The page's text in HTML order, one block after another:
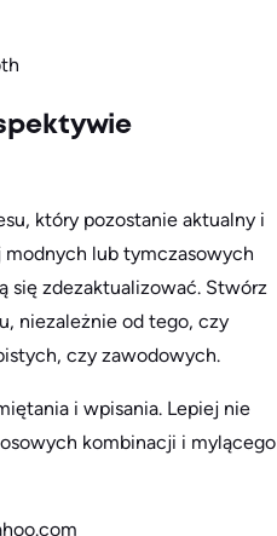
który pozostanie aktualny i
modnych lub tymczasowych
się zdezaktualizować. Stwórz
niezależnie od tego, czy
czy zawodowych.
i wpisania. Lepiej nie
kombinacji i mylącego